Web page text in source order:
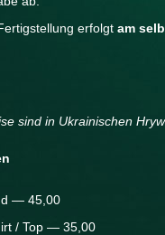
erfolgt am
sind in Ukrainischen
— 45,00
/ Top — 35,00